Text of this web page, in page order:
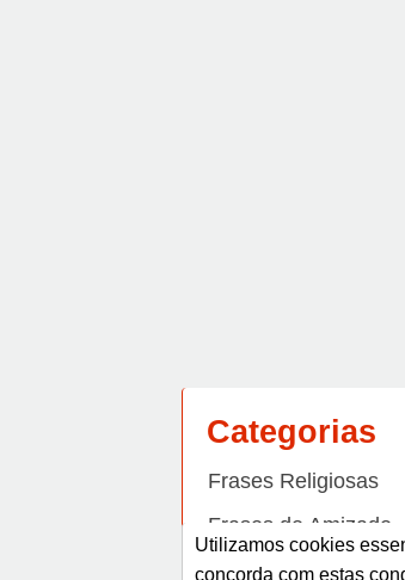
Categorias
Frases Religiosas
Frases de Amizade
Frases de
Utilizamos cookies
concorda com estas